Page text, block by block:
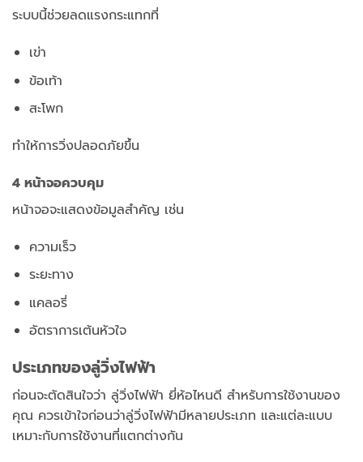
ระบบนี้ช่วยลดแรงกระแทกที่
เข่า
ข้อเท้า
สะโพก
ทำให้การวิ่งปลอดภัยขึ้น
4 หน้าจอควบคุม
หน้าจอจะแสดงข้อมูลสำคัญ เช่น
ความเร็ว
ระยะทาง
แคลอรี่
อัตราการเต้นหัวใจ
ประเภทของลู่วิ่งไฟฟ้า
ก่อนจะตัดสินใจว่า ลู่วิ่งไฟฟ้า ยี่ห้อไหนดี สำหรับการใช้งานของ
คุณ ควรเข้าใจก่อนว่าลู่วิ่งไฟฟ้ามีหลายประเภท และแต่ละแบบ
เหมาะกับการใช้งานที่แตกต่างกัน